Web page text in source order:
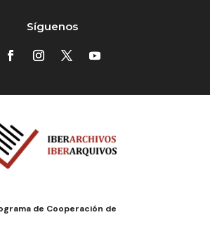
Síguenos
de Cooperación de